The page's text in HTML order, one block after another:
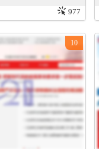
977
10